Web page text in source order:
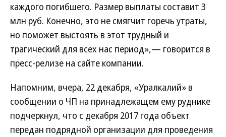
каждого погибшего. Размер выплаты составит 3
млн руб. Конечно, это не смягчит горечь утраты,
но поможет выстоять в этот трудный и
трагический для всех нас период»,— говорится в
пресс-релизе на сайте компании.
Напомним, вчера, 22 декабря, «Уралкалий» в
сообщении о ЧП на принадлежащем ему руднике
подчеркнул, что с декабря 2017 года объект
передан подрядной организации для проведения